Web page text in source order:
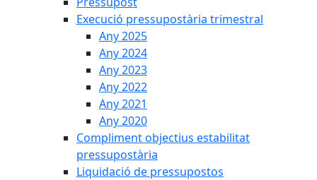
Execució pressupostària trimestral
Any 2025
Any 2024
Any 2023
Any 2022
Any 2021
Any 2020
Compliment objectius estabilitat
pressupostària
Liquidació de pressupostos